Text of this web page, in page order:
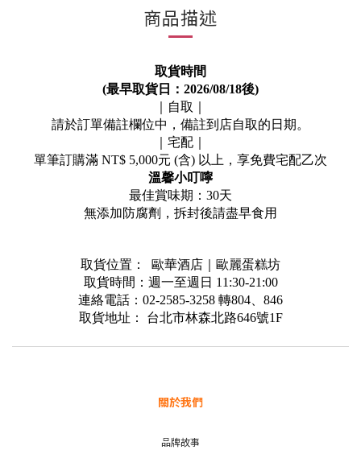
商品描述
取貨時間
(最早取貨日： 2026/08/18後)
｜自取｜
請於訂單備註欄位中，備註到店自取的日期。
｜宅配｜
單筆訂購滿 NT$ 5,000元 (含) 以上，享免費宅配乙次
溫馨小叮嚀
最佳賞味期： 30天
無添加防腐劑，拆封後請盡早食用
取貨位置：
歐華酒店｜歐麗蛋糕坊
取貨時間：週一至週日 11:30-21:00
連絡電話： 02-2585-3258 轉804
846
取貨地址：
台北市林森北路646號1F
關於我們
品牌故事